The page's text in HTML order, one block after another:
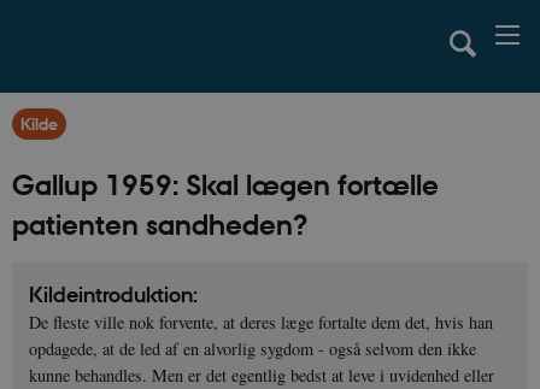
Kilde
Gallup 1959: Skal lægen fortælle
patienten sandheden?
Kildeintroduktion:
De fleste ville nok forvente, at deres læge fortalte dem det, hvis han
opdagede, at de led af en alvorlig sygdom - også selvom den ikke
kunne behandles. Men er det egentlig bedst at leve i uvidenhed eller